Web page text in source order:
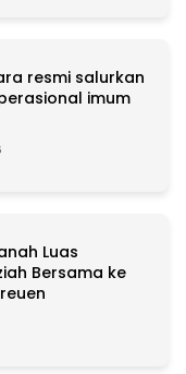
resmi salurkan
imum
Luas
Bersama ke